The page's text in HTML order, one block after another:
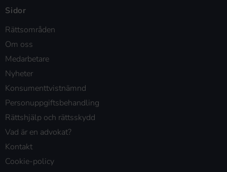
Sidor
Rättsområden
Om oss
Medarbetare
Nyheter
Konsumenttvistnämnd
Personuppgiftsbehandling
Rättshjälp och rättsskydd
Vad är en advokat?
Kontakt
Cookie-policy